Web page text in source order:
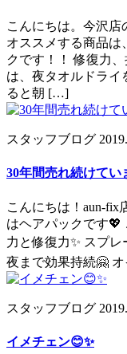
こんにちは。今沢
オススメする商品は
クです！！ 修復力
は、夜タオルドライ
ると朝 […]
スタッフブログ
30年間売れ続けてい
こんにちは！aun-fix
はヘアパックです💖
力と修復力✨ スプ
夜まで効果持続🤗
スタッフブログ
イメチェン😊✨